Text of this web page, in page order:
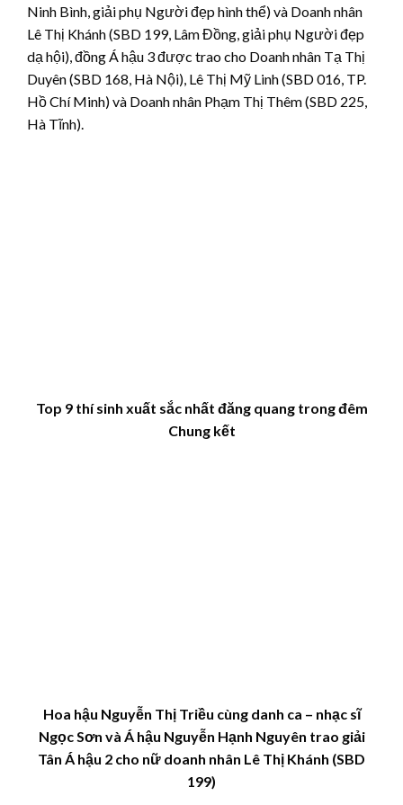
Ninh Bình, giải phụ Người đẹp hình thể) và Doanh nhân
Lê Thị Khánh (SBD 199, Lâm Đồng, giải phụ Người đẹp
dạ hội), đồng Á hậu 3 được trao cho Doanh nhân Tạ Thị
Duyên (SBD 168, Hà Nội), Lê Thị Mỹ Linh (SBD 016, TP.
Hồ Chí Minh) và Doanh nhân Phạm Thị Thêm (SBD 225,
Hà Tĩnh).
Top 9 thí sinh xuất sắc nhất đăng quang trong đêm
Chung kết
Hoa hậu Nguyễn Thị Triều cùng danh ca – nhạc sĩ
Ngọc Sơn và Á hậu Nguyễn Hạnh Nguyên trao giải
Tân Á hậu 2 cho nữ doanh nhân Lê Thị Khánh (SBD
199)